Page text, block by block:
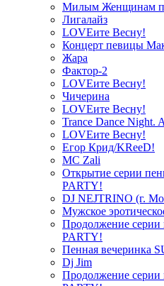
Милым Женщинам
Лигалайз
LOVEите Весну!
Концерт певицы
Жара
Фактор-2
LOVEите Весну!
Чичерина
LOVEите Весну!
Trance Dance Night.
LOVEите Весну!
Егор Крид/KReeD!
MC Zali
Открытие серии
PARTY!
DJ NEJTRINO (г.
Мужское
Продолжение
PARTY!
Пенная вечеринка
Dj Jim
Продолжение